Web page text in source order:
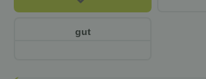
gut